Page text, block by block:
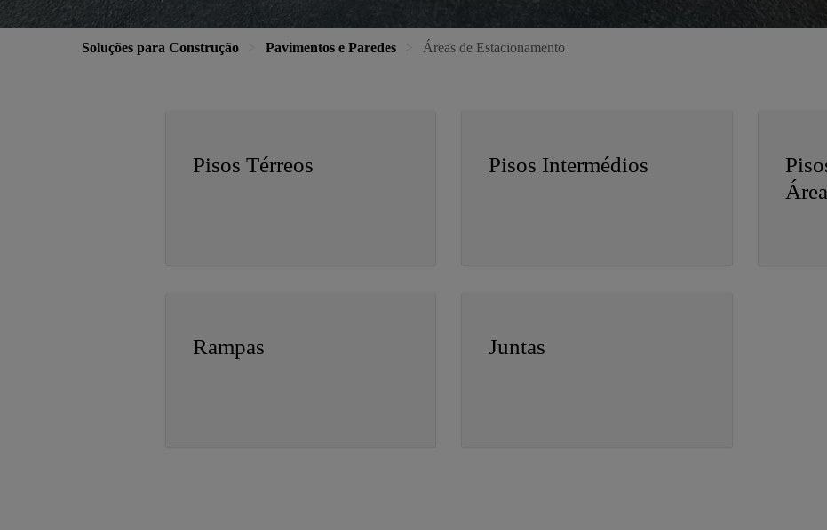
Soluções para Construção Pavimentos e Paredes Áreas de Estacionamento
Pisos Térreos Pisos Intermédios
Rampas Juntas